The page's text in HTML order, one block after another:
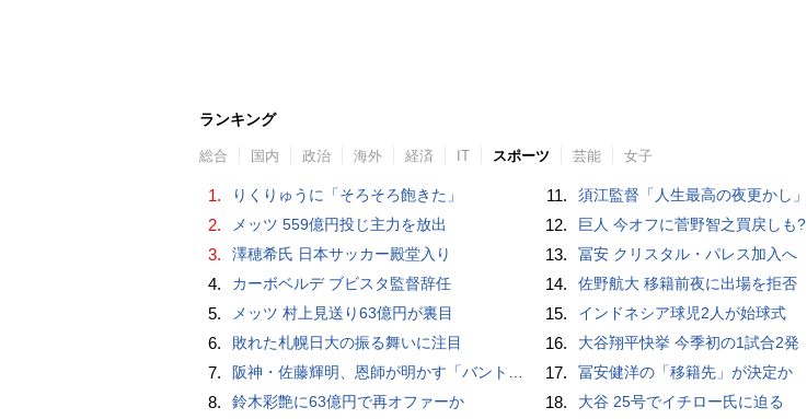
ランキング
総合 国内 政治 海外 経済 IT スポーツ 芸能 女子
1. りくりゅうに「そろそろ飽きた」
2. メッツ 559億円投じ主力を放出
3. 澤穂希氏 日本サッカー殿堂入り
4. カーボベルデ ブビスタ監督辞任
5. メッツ 村上見送り63億円が裏目
6. 敗れた札幌日大の振る舞いに注目
7. 阪神・佐藤輝明、恩師が明かす「バント拒否でホームラン」の“やんちゃ坊主”時代
8. 鈴木彩艶に63億円で再オファーか
11. 須江監督「人生最高の夜更かし」
12. 巨人 今オフに菅野智之買戻しも?
13. 冨安 クリスタル・パレス加入へ
14. 佐野航大 移籍前夜に出場を拒否
15. インドネシア球児2人が始球式
16. 大谷翔平快挙 今季初の1試合2発
17. 冨安健洋の「移籍先」が決定か
18. 大谷 25号でイチロー氏に迫る